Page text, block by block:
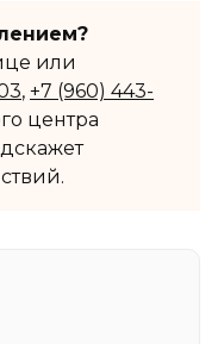
или
, +7 (960) 443-
центра